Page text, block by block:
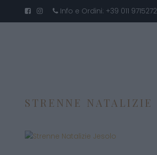
Info e Ordini: +39 011 9715272
STRENNE NATALIZIE